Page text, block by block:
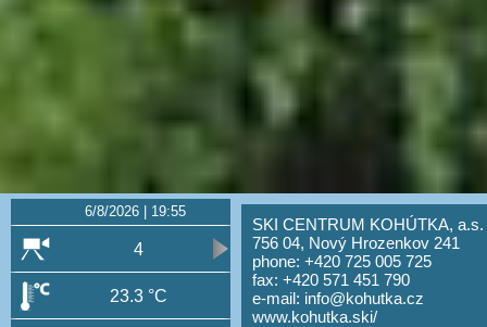
SKI CENTRUM KOHÚTKA, a.s.
756 04, Nový Hrozenkov 241
phone: +420 725 005 725
fax: +420 571 451 790
e-mail: info@kohutka.cz
www.kohutka.ski/
6/8/2026 | 19:55
4
23.3 °C